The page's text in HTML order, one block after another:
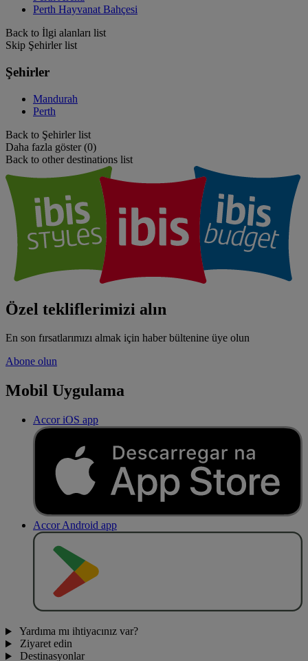
Perth Hayvanat Bahçesi
Back to İlgi alanları list
Skip Şehirler list
Şehirler
Mandurah
Perth
Back to Şehirler list
Daha fazla göster (0)
Back to other destinations list
Özel tekliflerimizi alın
En son fırsatlarımızı almak için haber bültenine üye olun
Abone olun
Mobil Uygulama
Accor iOS app
Accor Android app
Yardıma mı ihtiyacınız var?
Ziyaret edin
Destinasyonlar